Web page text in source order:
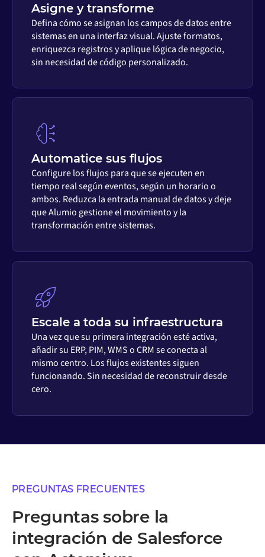
Asigne y transforme
Defina cómo se asignan los campos de datos entre
sistemas en una interfaz visual. Ajuste formatos,
enriquezca registros y aplique lógica de negocio,
sin necesidad de código personalizado.
Automatice sus flujos
Configure los flujos para que se ejecuten en
tiempo real según eventos, según un horario o
ambos. Reduzca la entrada manual de datos y deje
que Alumio gestione el movimiento y la
transformación entre sistemas.
Escale a toda su infraestructura
Una vez que su primera integración esté activa,
añadir su ERP, PIM, WMS o CRM se conecta al
mismo centro. Los flujos existentes siguen
funcionando. Sin necesidad de reconstruir desde
cero.
PREGUNTAS FRECUENTES
Preguntas sobre la
integración de Salesforce